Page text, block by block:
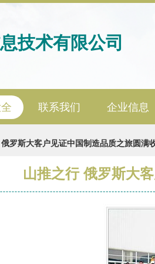
技术有限公司
联系我们 企业信息
罗斯大客户见证中国制造品质之旅圆满
山推之行 俄罗斯大